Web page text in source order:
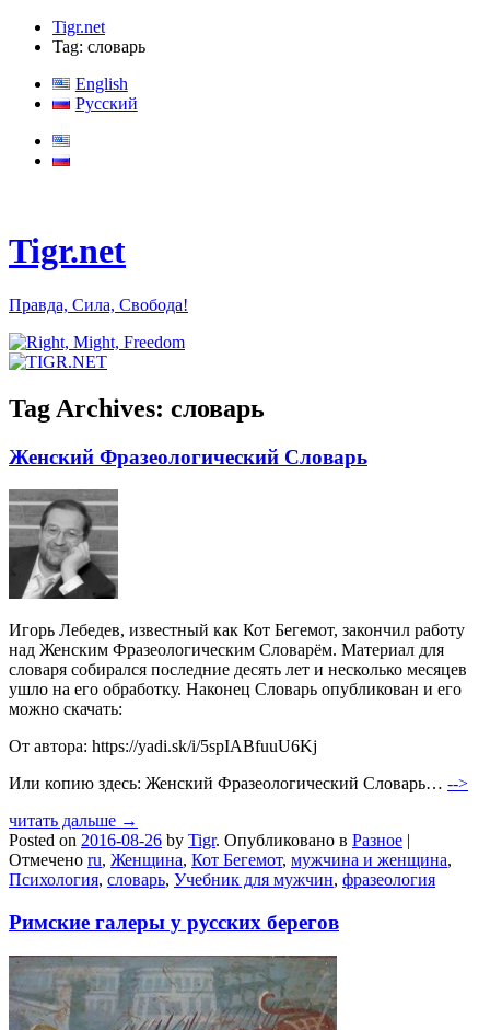
Tigr.net
Tag: словарь
English
Русский
Tigr.net
Правда, Сила, Свобода!
Tag Archives: словарь
Женский Фразеологический Словарь
Игорь Лебедев, известный как Кот Бегемот, закончил работу
над Женским Фразеологическим Словарём. Материал для
словаря собирался последние десять лет и несколько месяцев
ушло на его обработку. Наконец Словарь опубликован и его
можно скачать:
От автора: https://yadi.sk/i/5spIABfuuU6Kj
Или копию здесь: Женский Фразеологический Словарь… -->
читать дальше →
Posted on 2016-08-26 by Tigr. Опубликовано в Разное |
Отмечено ru, Женщина, Кот Бегемот, мужчина и женщина,
Психология, словарь, Учебник для мужчин, фразеология
Римские галеры у русских берегов